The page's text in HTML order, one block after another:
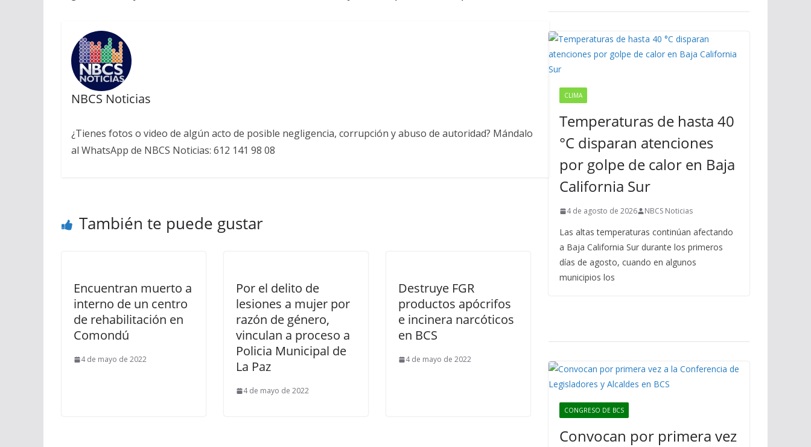
NBCS Noticias
¿Tienes fotos o video de algún acto de posible negligencia, corrupción y abuso de autoridad? Mándalo
al WhatsApp de NBCS Noticias: 612 141 98 08
También te puede gustar
Encuentran muerto a
interno de un centro
de rehabilitación en
Comondú
4 de mayo de 2022
Por el delito de
lesiones a mujer por
razón de género,
vinculan a proceso a
Policia Municipal de
La Paz
4 de mayo de 2022
Destruye FGR
productos apócrifos
e incinera narcóticos
en BCS
4 de mayo de 2022
CLIMA
Temperaturas de hasta 40
°C disparan atenciones
por golpe de calor en Baja
California Sur
4 de agosto de 2026 NBCS Noticias
Las altas temperaturas continúan afectando
a Baja California Sur durante los primeros
días de agosto, cuando en algunos
municipios los
CONGRESO DE BCS
Convocan por primera vez